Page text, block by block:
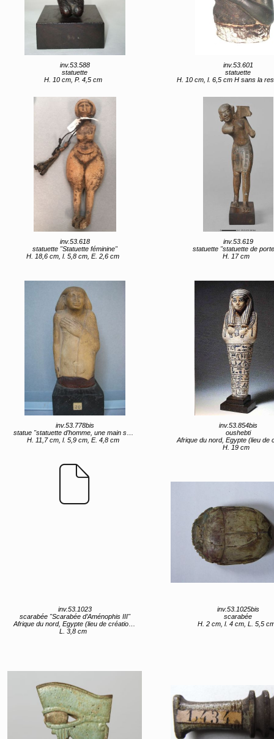
inv.53.588
statuette
H. 10 cm, P. 4,5 cm
inv.53.601
statuette
H. 10 cm, l. 6,5 cm H sans la
inv.53.618
statuette "Statuette féminine"
H. 18,6 cm, l. 5,8 cm, E. 2,6 cm
inv.53.619
statuette "statuette de
H. 17 cm
inv.53.778bis
statue "statuette d’homme, une main sur la poitrine"
H. 11,7 cm, l. 5,9 cm, E. 4,8 cm
inv.53.854bis
oushebti
Afrique du nord, Egypte (lieu de création)
H. 19 cm
inv.53.1023
scarabée "Scarabée d’Aménophis III"
Afrique du nord, Egypte (lieu de création) XVIIIe dynastie
L. 3,8 cm
inv.53.1025bis
scarabée
H. 2 cm, l. 4 cm, L. 5,5